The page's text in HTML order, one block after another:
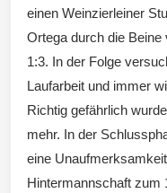
einen Weinzierleiner
Ortega durch die Beine
1:3. In der Folge
Laufarbeit und immer
Richtig gefährlich
mehr. In der
eine
Hintermannschaft zum